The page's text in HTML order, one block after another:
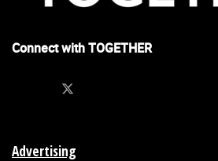
Connect with TOGETHER
Advertising